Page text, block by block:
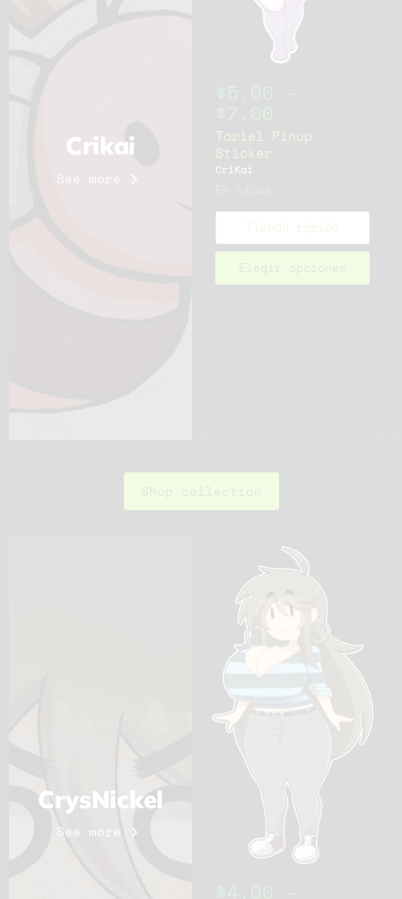
Crikai
See more
Toriel Pinup
Sticker
CriKai
Tienda rápida
Elegir opciones
Shop collection
CrysNickel
See more